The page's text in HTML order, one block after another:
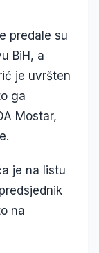
predale su
BiH, a
je uvršten
ga
Mostar,
je na listu
na